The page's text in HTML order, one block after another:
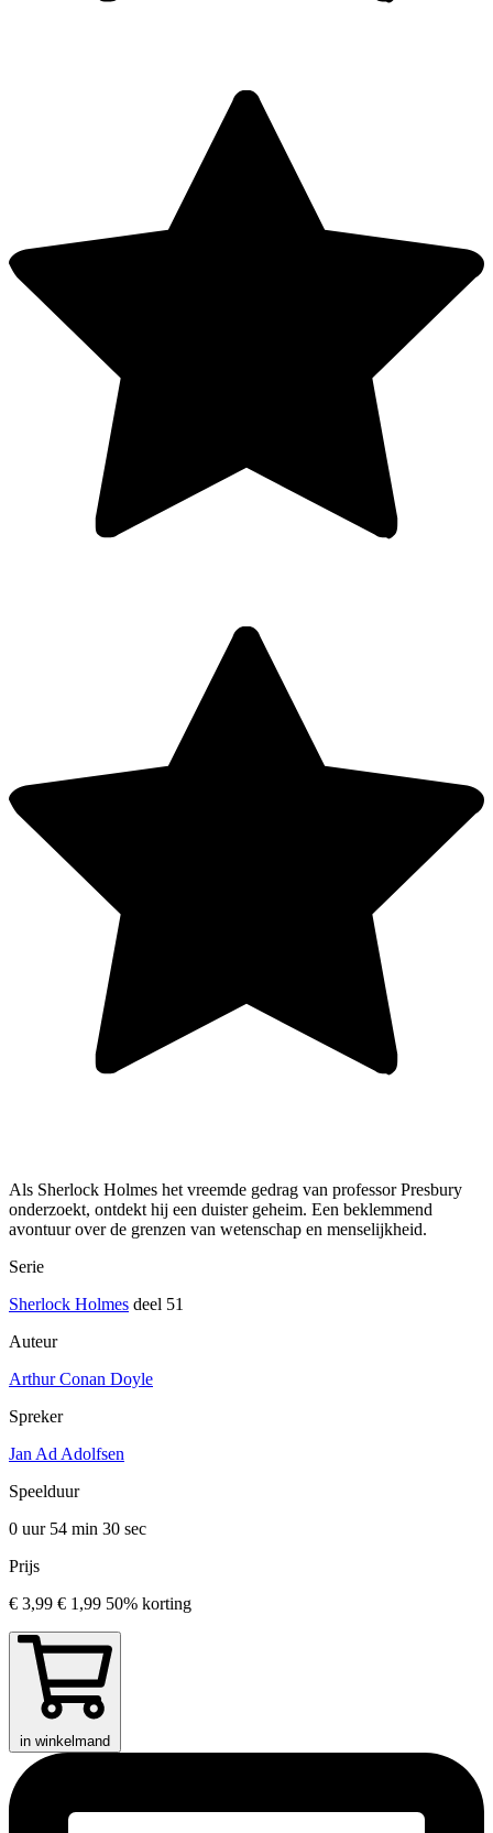
Als Sherlock Holmes het vreemde gedrag van professor Presbury
onderzoekt, ontdekt hij een duister geheim. Een beklemmend
avontuur over de grenzen van wetenschap en menselijkheid.
Serie
Sherlock Holmes deel 51
Auteur
Arthur Conan Doyle
Spreker
Jan Ad Adolfsen
Speelduur
0 uur 54 min 30 sec
Prijs
€ 3,99 € 1,99 50% korting
in winkelmand